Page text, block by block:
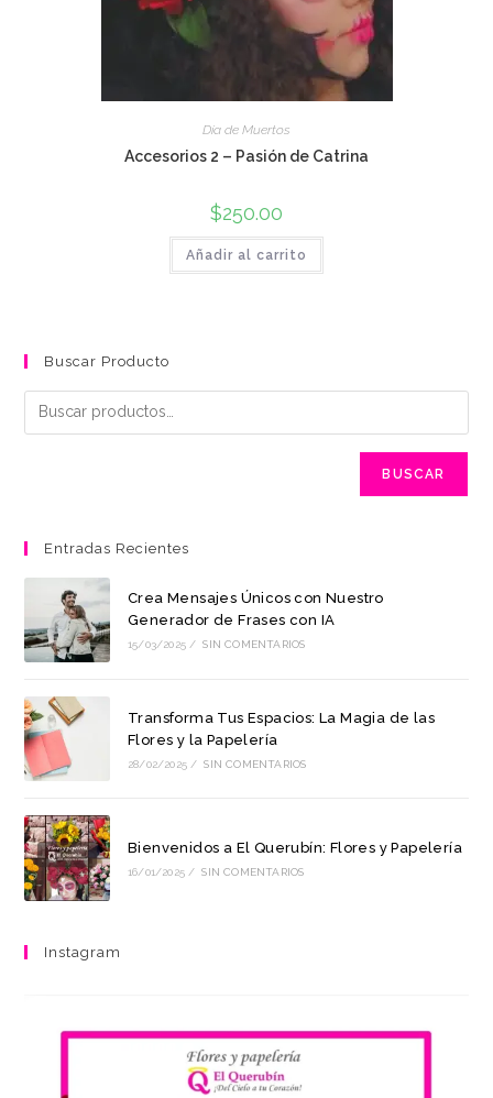
Día de Muertos
Accesorios 2 – Pasión de Catrina
$250.00
Añadir al carrito
Buscar Producto
BUSCAR
Entradas Recientes
Crea Mensajes Únicos con Nuestro
Generador de Frases con IA
15/03/2025 / SIN COMENTARIOS
Transforma Tus Espacios: La Magia de las
Flores y la Papelería
28/02/2025 / SIN COMENTARIOS
Bienvenidos a El Querubín: Flores y Papelería
16/01/2025 / SIN COMENTARIOS
Instagram